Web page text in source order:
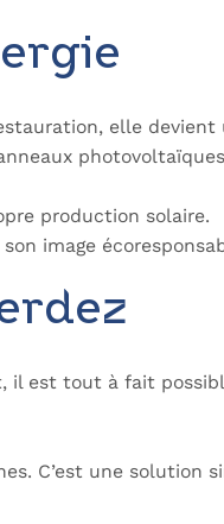
elle
production solaire.
image
est tout à fait
C’est une